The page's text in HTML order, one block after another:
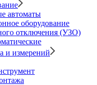
автоматы
оборудование
отключения (УЗО)
и измерений